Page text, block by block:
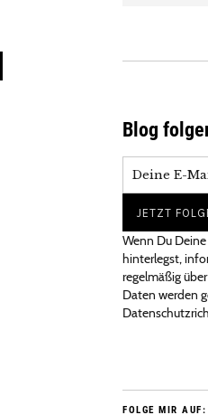
Blog
Wenn Du
hinterlegst,
regelmäßig
Daten werden
FOLGE MIR AUF: